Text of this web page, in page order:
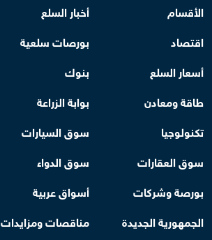
الأقسام
أخبار السلع
اقتصاد
بورصات سلعية
أسعار السلع
بنوك
طاقة ومعادن
بوابة الزراعة
تكنولوجيا
سوق السيارات
سوق العقارات
سوق الدواء
بورصة وشركات
أسواق عربية
الجمهورية الجديدة
مناقصات ومزايدات